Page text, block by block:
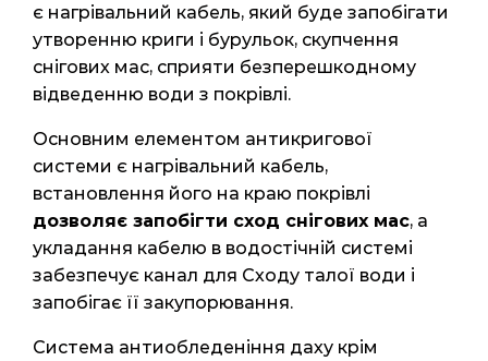
є нагрівальний кабель, який буде запобігати
утворенню криги і бурульок, скупчення
снігових мас, сприяти безперешкодному
відведенню води з покрівлі.
Основним елементом антикригової
системи є нагрівальний кабель,
встановлення його на краю покрівлі
дозволяє запобігти сход снігових мас, а
укладання кабелю в водостічній системі
забезпечує канал для Сходу талої води і
запобігає її закупорювання.
Система антиобледеніння даху крім